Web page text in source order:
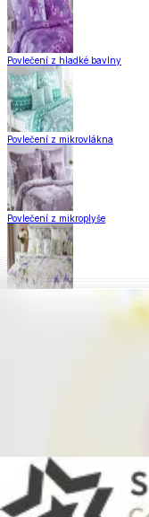
Povlečení z hladké bavlny
Povlečení z mikrovlákna
Povlečení z mikroplyše
Krepové povlečení